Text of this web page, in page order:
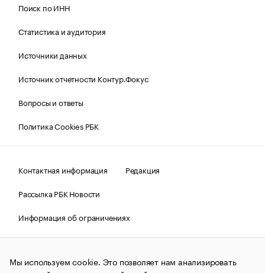
Поиск по ИНН
Статистика и аудитория
Источники данных
Источник отчетности Контур.Фокус
Вопросы и ответы
Политика Cookies РБК
Контактная информация
Редакция
Рассылка РБК Новости
Информация об ограничениях
Правовая информация
О соблюдении авторских прав
© АО «РОСБИЗНЕСКОНСАЛТИНГ»,1995–2026.Сообщения
Мы используем cookie. Это позволяет нам анализировать